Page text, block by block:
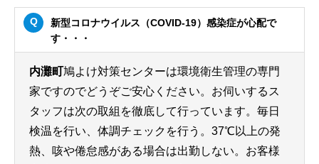
新型コロナウイルス（COVID-19）感染症が心配で
す・・・
内灘町鳩よけ対策センターは環境衛生管理の専門
家ですのでどうぞご安心ください。お伺いするス
タッフは次の取組を徹底して行っています。毎日
検温を行い、体調チェックを行う。37℃以上の発
熱、咳や倦怠感がある場合は出勤しない。お客様